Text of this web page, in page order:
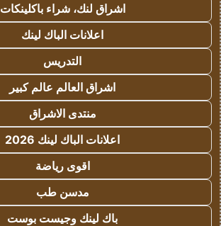
اشراق لنك، شراء باكلينكات
اعلانات الباك لينك
التدريس
اشراق العالم عالم كبير
منتدى الاشراق
اعلانات الباك لينك 2026
اقوى رياضة
مدسن طب
باك لينك وجيست بوست